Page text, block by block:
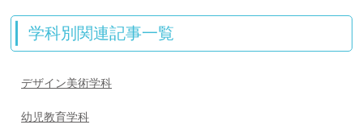
学科別関連記事一覧
デザイン美術学科
幼児教育学科